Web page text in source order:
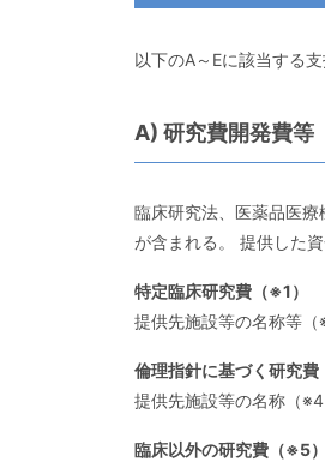
以下のA～Eに該当する
A) 研究費開発費等
臨床研究法、医薬品医
が含まれる。 提供した
特定臨床研究費（※1）
提供先施設等の名称等
倫理指針に基づく研究費
提供先施設等の名称（
臨床以外の研究費（※5）